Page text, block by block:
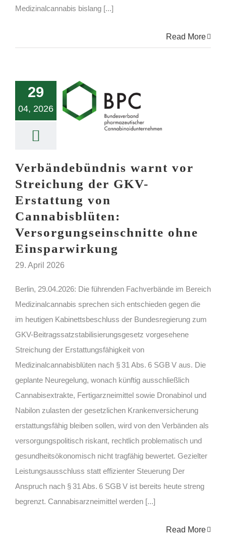
Medizinalcannabis bislang [...]
Read More
29
04, 2026
Verbändebündnis warnt vor
Streichung der GKV-
Erstattung von
Cannabisblüten:
Versorgungseinschnitte ohne
Einsparwirkung
29. April 2026
Berlin, 29.04.2026: Die führenden Fachverbände im Bereich
Medizinalcannabis sprechen sich entschieden gegen die
im heutigen Kabinettsbeschluss der Bundesregierung zum
GKV-Beitragssatzstabilisierungsgesetz vorgesehene
Streichung der Erstattungsfähigkeit von
Medizinalcannabisblüten nach § 31 Abs. 6 SGB V aus. Die
geplante Neuregelung, wonach künftig ausschließlich
Cannabisextrakte, Fertigarzneimittel sowie Dronabinol und
Nabilon zulasten der gesetzlichen Krankenversicherung
erstattungsfähig bleiben sollen, wird von den Verbänden als
versorgungspolitisch riskant, rechtlich problematisch und
gesundheitsökonomisch nicht tragfähig bewertet. Gezielter
Leistungsausschluss statt effizienter Steuerung Der
Anspruch nach § 31 Abs. 6 SGB V ist bereits heute streng
begrenzt. Cannabisarzneimittel werden [...]
Read More